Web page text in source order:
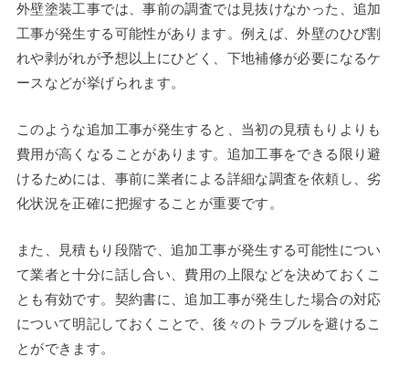
外壁塗装工事では、事前の調査では見抜けなかった、追加
工事が発生する可能性があります。例えば、外壁のひび割
れや剥がれが予想以上にひどく、下地補修が必要になるケ
ースなどが挙げられます。
このような追加工事が発生すると、当初の見積もりよりも
費用が高くなることがあります。追加工事をできる限り避
けるためには、事前に業者による詳細な調査を依頼し、劣
化状況を正確に把握することが重要です。
また、見積もり段階で、追加工事が発生する可能性につい
て業者と十分に話し合い、費用の上限などを決めておくこ
とも有効です。契約書に、追加工事が発生した場合の対応
について明記しておくことで、後々のトラブルを避けるこ
とができます。